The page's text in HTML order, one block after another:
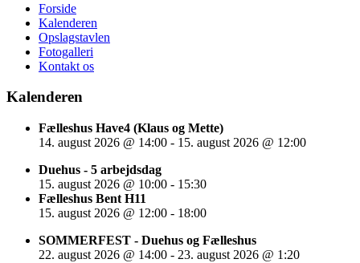
Forside
Kalenderen
Opslagstavlen
Fotogalleri
Kontakt os
Kalenderen
Fælleshus Have4 (Klaus og Mette)
14. august 2026 @ 14:00 - 15. august 2026 @ 12:00
Duehus - 5 arbejdsdag
15. august 2026 @ 10:00 - 15:30
Fælleshus Bent H11
15. august 2026 @ 12:00 - 18:00
SOMMERFEST - Duehus og Fælleshus
22. august 2026 @ 14:00 - 23. august 2026 @ 1:20